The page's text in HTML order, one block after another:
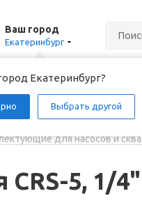
Ваш город
Екатеринбург
Екатеринбург?
Выбрать другой
Акции
для насосов и
5, 1/